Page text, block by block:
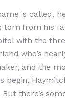
is called,
torn from his
with the
who’s
and the
begin,
there’s